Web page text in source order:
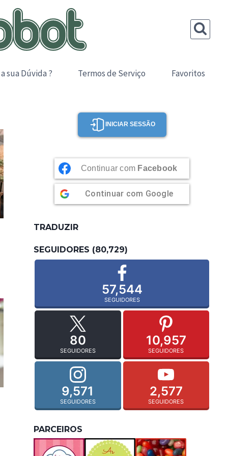
sua Dúvida ? Termos de Serviço Favoritos
INICIAR SESSÃO
Continuar com Facebook
Continuar com Google
TRADUZIR
SEGUIDORES (80,729)
57,544
SEGUIDORES
80
SEGUIDORES
10,957
SEGUIDORES
9,571
SEGUIDORES
2,577
SEGUIDORES
PARCEIROS